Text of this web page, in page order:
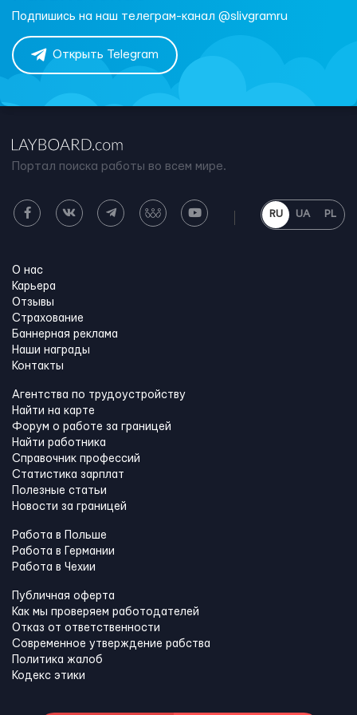
Подпишись на наш телеграм-канал @slivgramru
Открыть Telegram
Портал поиска работы во всем мире.
RU UA PL
О нас
Карьера
Отзывы
Страхование
Баннерная реклама
Наши награды
Контакты
Агентства по трудоустройству
Найти на карте
Форум о работе за границей
Найти работника
Справочник профессий
Статистика зарплат
Полезные статьи
Новости за границей
Работа в Польше
Работа в Германии
Работа в Чехии
Публичная оферта
Как мы проверяем работодателей
Отказ от ответственности
Современное утверждение рабства
Политика жалоб
Кодекс этики